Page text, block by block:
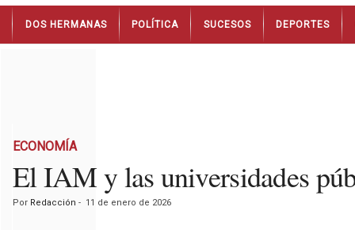
t
DOS HERMANAS POLÍTICA SUCESOS DEPORTES
ECONOMÍA
El IAM y las universidades
Por Redacción - 11 de enero de 2026